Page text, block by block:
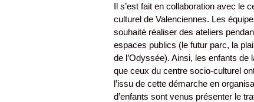
Il s’est fait en collaboration avec le
culturel de Valenciennes. Les
souhaité réaliser des ateliers
espaces publics (le futur parc, la
de l’Odyssée). Ainsi, les enfants
que ceux du centre socio-culturel
l’issu de cette démarche en
d’enfants sont venus présenter le